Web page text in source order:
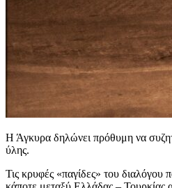
Η Άγκυρα δηλώνει πρόθυμη να
ύλης.
Τις κρυφές «παγίδες» του διαλόγου